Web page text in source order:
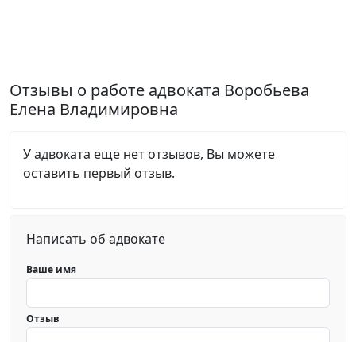
Отзывы о работе адвоката Воробьева
Елена Владимировна
У адвоката еще нет отзывов, Вы можете
оставить первый отзыв.
Написать об адвокате
Ваше имя
Отзыв